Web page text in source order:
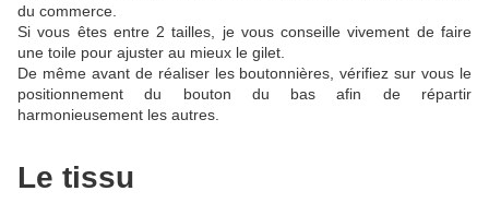
du commerce.
Si vous êtes entre 2 tailles, je vous conseille vivement de faire
une toile pour ajuster au mieux le gilet.
De même avant de réaliser les boutonnières, vérifiez sur vous le
positionnement du bouton du bas afin de répartir
harmonieusement les autres.
Le tissu